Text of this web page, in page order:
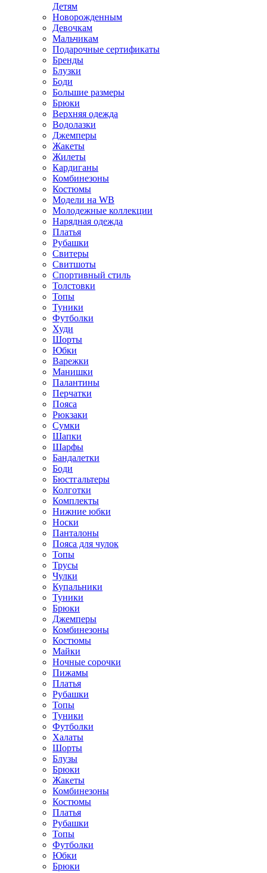
Детям
Новорожденным
Девочкам
Мальчикам
Подарочные сертификаты
Бренды
Блузки
Боди
Большие размеры
Брюки
Верхняя одежда
Водолазки
Джемперы
Жакеты
Жилеты
Кардиганы
Комбинезоны
Костюмы
Модели на WB
Молодежные коллекции
Нарядная одежда
Платья
Рубашки
Свитеры
Свитшоты
Спортивный стиль
Толстовки
Топы
Туники
Футболки
Худи
Шорты
Юбки
Варежки
Манишки
Палантины
Перчатки
Пояса
Рюкзаки
Сумки
Шапки
Шарфы
Бандалетки
Боди
Бюстгальтеры
Колготки
Комплекты
Нижние юбки
Носки
Панталоны
Поясa для чулок
Топы
Трусы
Чулки
Купальники
Туники
Брюки
Джемперы
Комбинезоны
Костюмы
Майки
Ночные сорочки
Пижамы
Платья
Рубашки
Топы
Туники
Футболки
Халаты
Шорты
Блузы
Брюки
Жакеты
Комбинезоны
Костюмы
Платья
Рубашки
Топы
Футболки
Юбки
Брюки